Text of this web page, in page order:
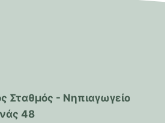
Σταθμός - Νηπιαγωγείο
48